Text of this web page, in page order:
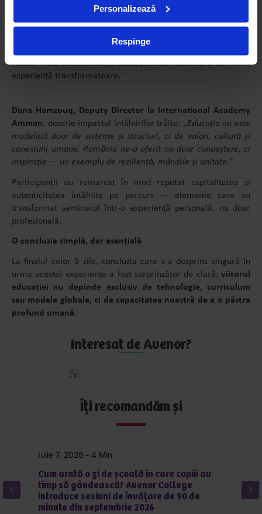
Personalizează
Respinge
rezultatul oamenilor care cred cu adevărat că pot face o
diferență și acționează zilnic în acord cu această credință.”
România, o lecție despre identitate și apartenență
Pentru mulți dintre invitați, descoperirea României a devenit o
experiență transformatoare.
Dana Hamzouq, Deputy Director la International Academy
Amman, descrie impactul întâlnirilor trăite: „Educația nu este
modelată doar de sisteme și structuri, ci de valori, cultură și
conexiuni umane. România ne-a oferit nu doar cunoaștere, ci
inspirație — un exemplu de reziliență, mândrie și unitate.”
Participanții au remarcat în mod repetat ospitalitatea și
autenticitatea întâlnite pe parcurs — elemente care au
transformat seminarul într-o experiență personală, nu doar
profesională.
O concluzie simplă, dar esențială
La finalul celor 9 zile, concluzia care s-a desprins singură în
urma acestei experiențe a fost surprinzător de clară: viitorul
educației nu depinde exclusiv de tehnologie, curriculum
sau modele globale, ci de capacitatea noastră de a o păstra
profund umană.
Interesat de Avenor?
Aplică
Îți recomandăm și
Iulie 7, 2026 - 4 Min
Cum arată o zi de școală în care copiii au
timp să gândească? Avenor College
introduce sesiuni de învățare de 90 de
minute din septembrie 2026